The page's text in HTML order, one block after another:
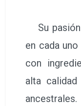
Su pasión
en cada
con
alta
ancestrales.